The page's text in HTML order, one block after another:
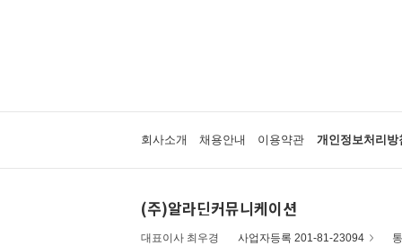
회사소개 채용안내 이용약관 개인정보처리방
(주)알라딘커뮤니케이션
대표이사 최우경 사업자등록 201-81-23094